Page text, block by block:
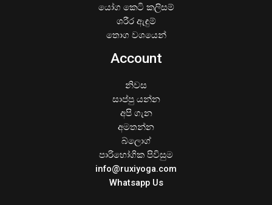
යෝග කෙටි කලිසම්
ශරීර ඇඳුම්
තොග වශයෙන්
Account
නිවස
සාප්පු යන්න
අපි ගැන
අමතන්න
බ්ලොග්
පාරිභෝගික පිවිසුම
info@ruxiyoga.com
Whatsapp Us